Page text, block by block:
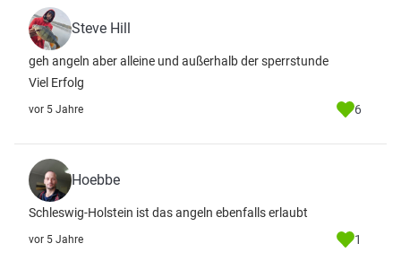
Steve Hill
geh angeln aber alleine und außerhalb der sperrstunde
Viel Erfolg
vor 5 Jahre 6
Hoebbe
Schleswig-Holstein ist das angeln ebenfalls erlaubt
vor 5 Jahre 1